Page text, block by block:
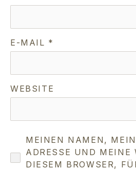
E-MAIL *
WEBSITE
MEINEN NAMEN,
ADRESSE UND MEINE
DIESEM BROWSER,